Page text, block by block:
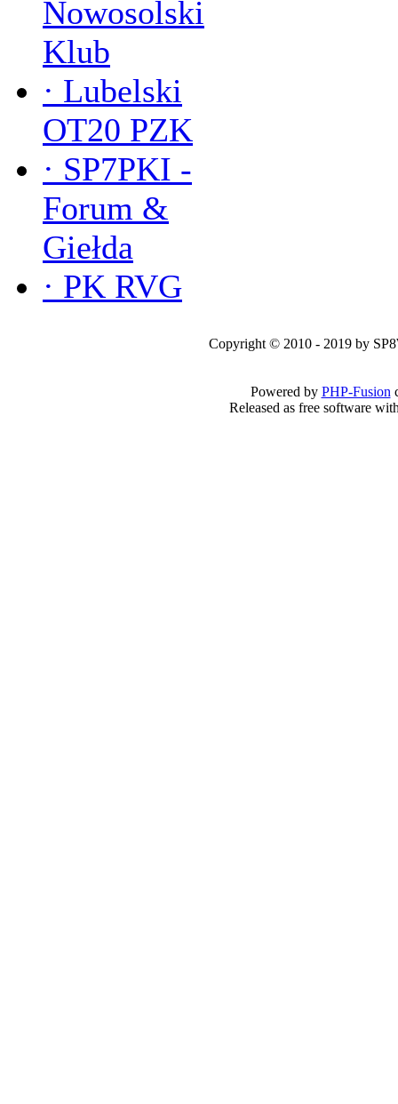
Nowosolski
Klub
· Lubelski
OT20 PZK
· SP7PKI -
Forum &
Giełda
· PK RVG
Copyright © 2010 - 2019 by
Powered by PHP-Fusion
Released as free software